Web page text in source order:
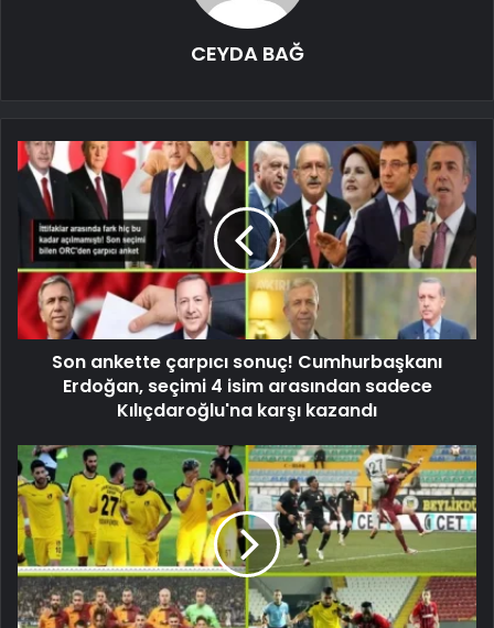
CEYDA BAĞ
Son ankette çarpıcı sonuç! Cumhurbaşkanı
Erdoğan, seçimi 4 isim arasından sadece
Kılıçdaroğlu'na karşı kazandı